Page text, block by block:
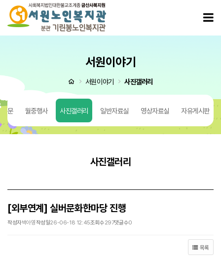
[외부연계] 실버문화한마당 진행 > 사진갤러리
서원이야기
처음으로서원이야기 사진갤러리
질문 월중행사 사진갤러리 일반자료실 영상자료실 자유게시판
사진갤러리
[외부연계] 실버문화한마당 진행
작성자박아영작성일26-06-18 12:45조회수297댓글수0
목록